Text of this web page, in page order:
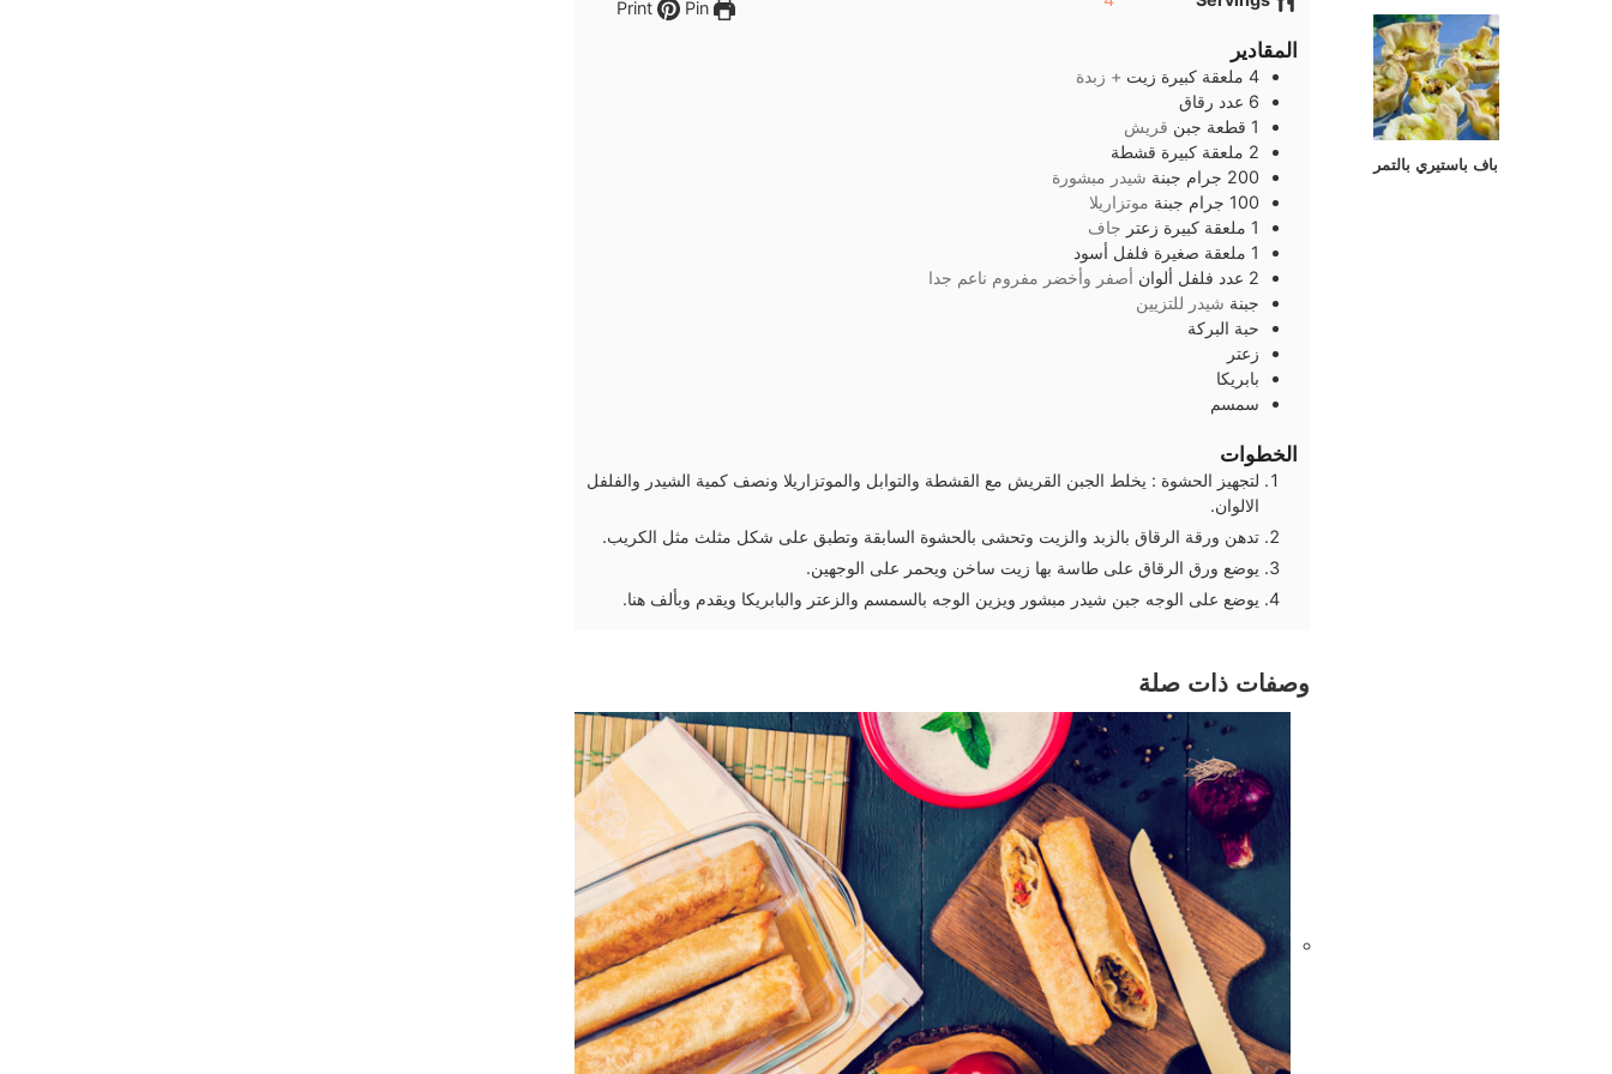
باف باستيري بالتمر
Print
Pin
المقادير
4 ملعقة كبيرة زيت + زبدة
6 عدد رقاق
1 قطعة جبن قريش
2 ملعقة كبيرة قشطة
200 جرام جبنة شيدر مبشورة
100 جرام جبنة موتزاريلا
1 ملعقة كبيرة زعتر جاف
1 ملعقة صغيرة فلفل أسود
2 عدد فلفل ألوان أصفر وأخضر مفروم ناعم جدا
جبنة شيدر للتزيين
حبة البركة
زعتر
بابريكا
سمسم
الخطوات
لتجهيز الحشوة : يخلط الجبن القريش مع القشطة والتوابل والموتزاريلا ونصف كمية الشيدر والفلفل
الالوان.
تدهن ورقة الرقاق بالزبد والزيت وتحشى بالحشوة السابقة وتطبق على شكل مثلث مثل الكريب.
يوضع ورق الرقاق على طاسة بها زيت ساخن ويحمر على الوجهين.
يوضع على الوجه جبن شيدر مبشور ويزين الوجه بالسمسم والزعتر والبابريكا ويقدم وبألف هنا.
وصفات ذات صلة